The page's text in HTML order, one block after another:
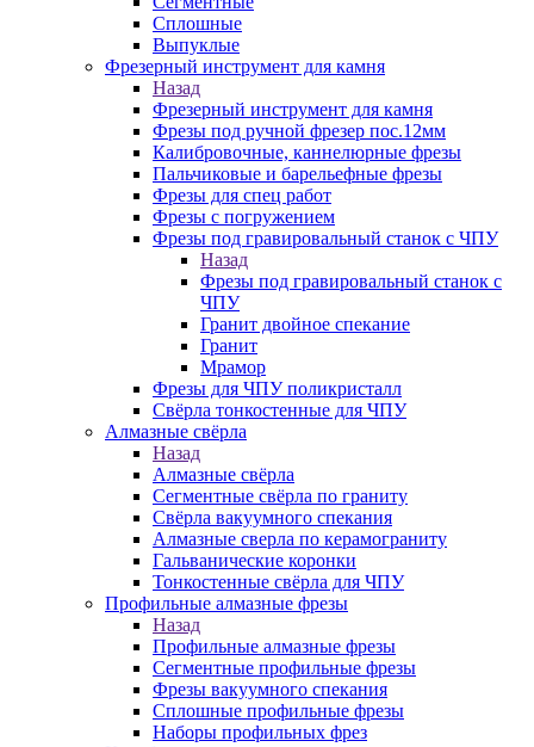
Сплошные
Выпуклые
Фрезерный инструмент для камня
Назад
Фрезерный инструмент для камня
Фрезы под ручной фрезер пос.12мм
Калибровочные, каннелюрные фрезы
Пальчиковые и барельефные фрезы
Фрезы для спец работ
Фрезы с погружением
Фрезы под гравировальный станок с ЧПУ
Назад
Фрезы под гравировальный станок с
ЧПУ
Гранит двойное спекание
Гранит
Мрамор
Фрезы для ЧПУ поликристалл
Свёрла тонкостенные для ЧПУ
Алмазные свёрла
Назад
Алмазные свёрла
Сегментные свёрла по граниту
Свёрла вакуумного спекания
Алмазные сверла по керамограниту
Гальванические коронки
Тонкостенные свёрла для ЧПУ
Профильные алмазные фрезы
Назад
Профильные алмазные фрезы
Сегментные профильные фрезы
Фрезы вакуумного спекания
Сплошные профильные фрезы
Наборы профильных фрез